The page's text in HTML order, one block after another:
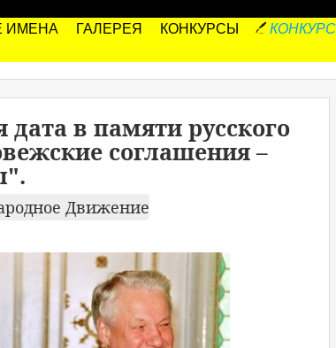
ИМЕНА ГАЛЕРЕЯ КОНКУРСЫ
дата в памяти русского
соглашения –
Движение